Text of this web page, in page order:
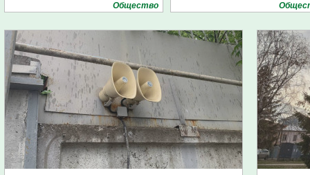
Общество